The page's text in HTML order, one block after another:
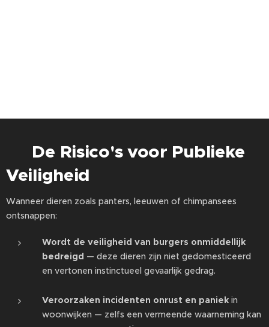
De Risico's voor Publieke
Veiligheid
Wanneer dieren zoals panters, leeuwen of chimpansees
ontsnappen:
Wordt de veiligheid van burgers onmiddellijk
bedreigd — deze dieren zijn niet gedomesticeerd
en vertonen instinctueel gevaarlijk gedrag.
Veroorzaken incidenten onrust en paniek in
woonwijken — zelfs een vermeende waarneming kan